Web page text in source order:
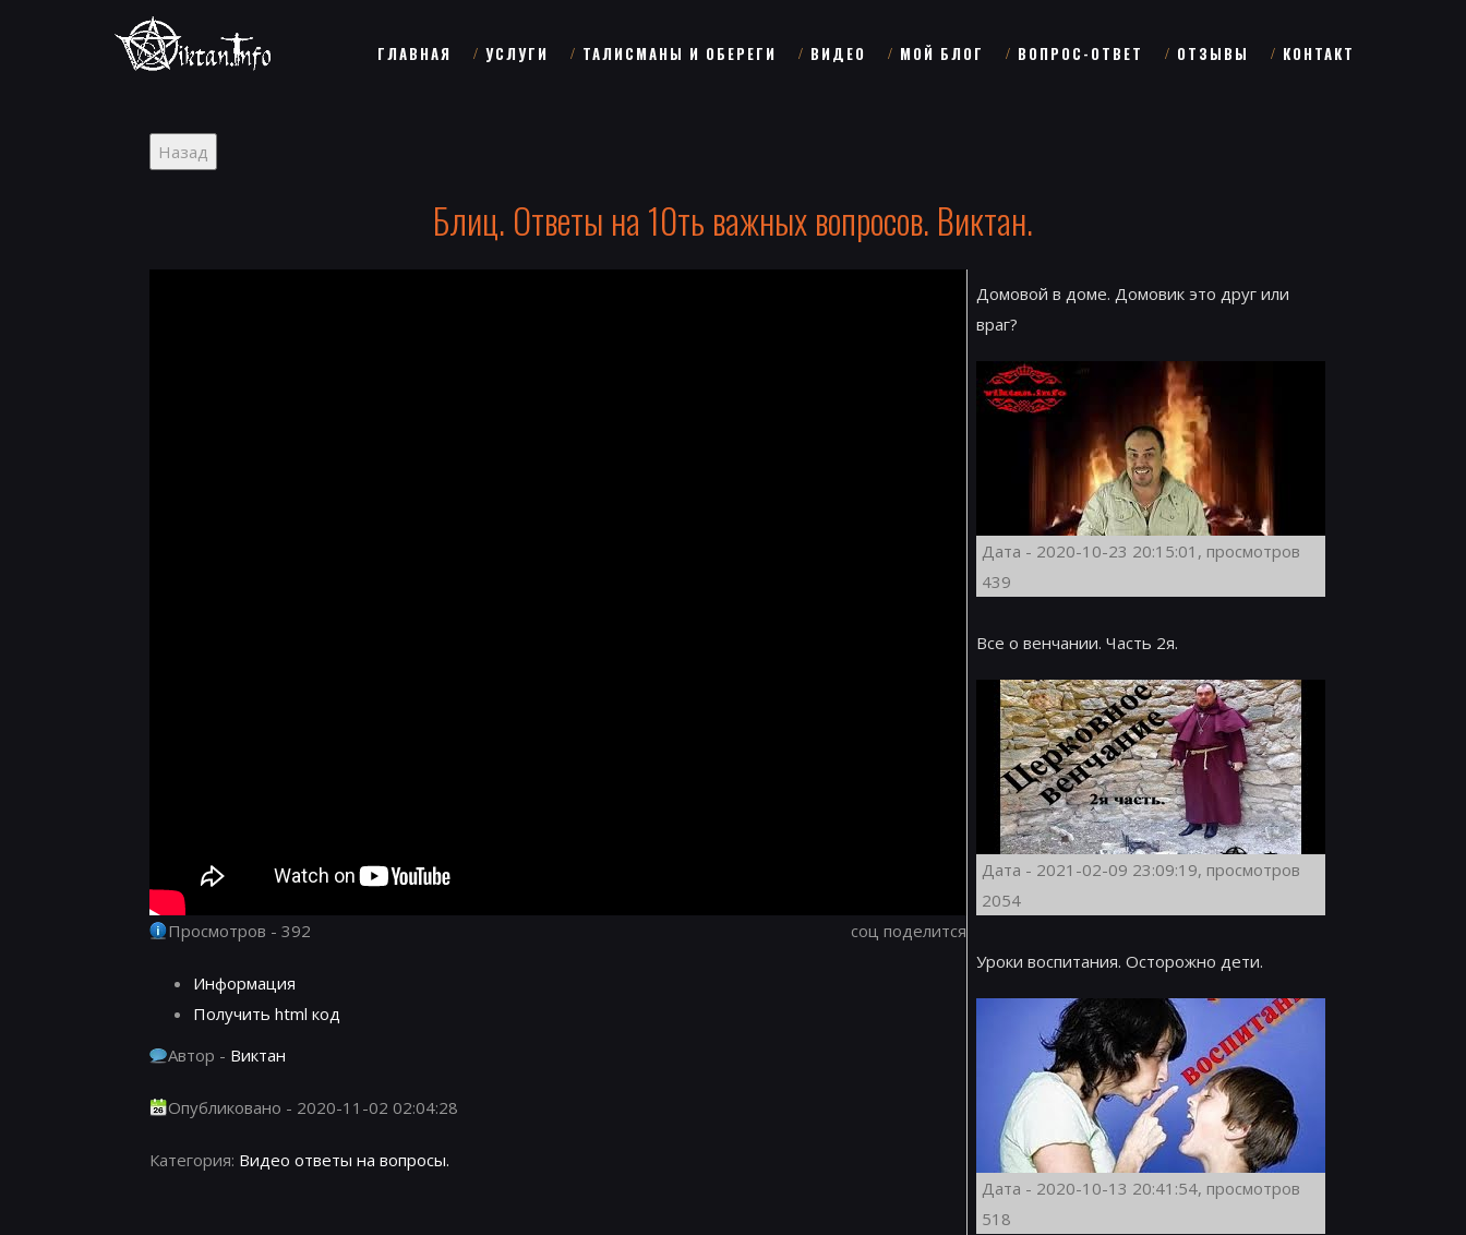
ГЛАВНАЯ УСЛУГИ ТАЛИСМАНЫ И ОБЕРЕГИ ВИДЕО МОЙ БЛОГ ВОПРОС-ОТВЕТ ОТЗЫВЫ КОНТАКТ
Блиц. Ответы на 10ть важных вопросов. Виктан.
Просмотров - 392 соц поделится
Информация
Получить html код
Автор - Виктан
Опубликовано - 2020-11-02 02:04:28
Категория: Видео ответы на вопросы.
Домовой в доме. Домовик это друг или
враг?
Дата - 2020-10-23 20:15:01, просмотров
439
Все о венчании. Часть 2я.
Дата - 2021-02-09 23:09:19, просмотров
2054
Уроки воспитания. Осторожно дети.
Дата - 2020-10-13 20:41:54, просмотров
518